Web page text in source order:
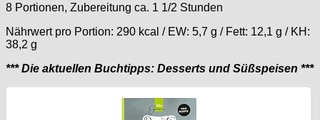
8 Portionen, Zubereitung ca. 1 1/2 Stunden
Nährwert pro Portion: 290 kcal / EW: 5,7 g / Fett: 12,1 g / KH:
38,2 g
*** Die aktuellen Buchtipps: Desserts und Süßspeisen ***